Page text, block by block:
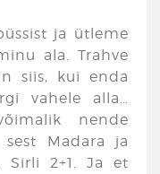
ja ütleme
ala. Trahve
siis, kui enda
vahele alla…
nende
Madara ja
Sirli 2+1. Ja et